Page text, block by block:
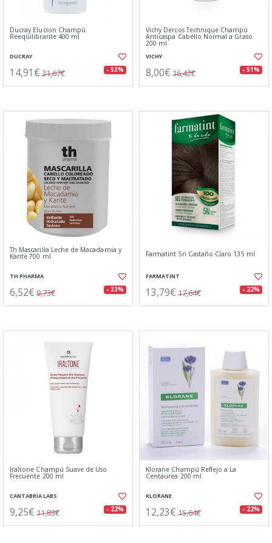
Ducray Elucion Champú
Reequilibrante 400 ml
DUCRAY
14,91€ 31,67€ - 53%
Vichy Dercos Technique Champú
Anticaspa Cabello Normal a Graso
200 ml
VICHY
8,00€ 16,42€ - 51%
Th Mascarilla Leche de Macadamia y
Karite 700 ml
TH PHARMA
6,52€ 9,73€ - 33%
Farmatint 5n Castaño Claro 135 ml
FARMATINT
13,79€ 17,64€ - 22%
Iraltone Champú Suave de Uso
Frecuente 200 ml
CANTABRIA LABS
9,25€ 11,83€ - 22%
Klorane Champú Reflejo a La
Centaurea 200 ml
KLORANE
12,23€ 15,64€ - 22%